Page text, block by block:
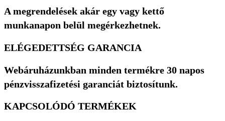
A megrendelések akár egy vagy kettő
munkanapon belül megérkezhetnek.
ELÉGEDETTSÉG GARANCIA
Webáruházunkban minden termékre 30 napos
pénzvisszafizetési garanciát biztosítunk.
KAPCSOLÓDÓ TERMÉKEK